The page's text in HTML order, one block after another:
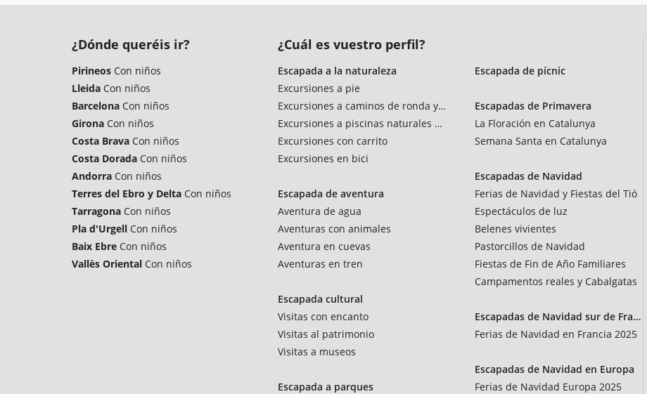
¿Dónde queréis ir?
Pirineos Con niños
Lleida Con niños
Barcelona Con niños
Girona Con niños
Costa Brava Con niños
Costa Dorada Con niños
Andorra Con niños
Terres del Ebro y Delta Con niños
Tarragona Con niños
Pla d'Urgell Con niños
Baix Ebre Con niños
Vallès Oriental Con niños
¿Cuál es vuestro perfil?
Escapada a la naturaleza
Excursiones a pie
Excursiones a caminos de ronda y vías verdes
Excursiones a piscinas naturales y rios
Excursiones con carrito
Excursiones en bici
Escapada de aventura
Aventura de agua
Aventuras con animales
Aventura en cuevas
Aventuras en tren
Escapada cultural
Visitas con encanto
Visitas al patrimonio
Visitas a museos
Escapada a parques
Escapada de pícnic
Escapadas de Primavera
La Floración en Catalunya
Semana Santa en Catalunya
Escapadas de Navidad
Ferias de Navidad y Fiestas del Tió
Espectáculos de luz
Belenes vivientes
Pastorcillos de Navidad
Fiestas de Fin de Año Familiares
Campamentos reales y Cabalgatas
Escapadas de Navidad sur de Francia
Ferias de Navidad en Francia 2025
Escapadas de Navidad en Europa
Ferias de Navidad Europa 2025